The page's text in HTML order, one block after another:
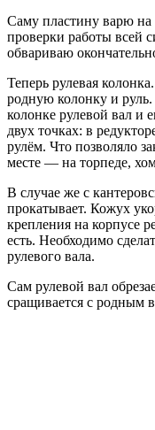
Саму пластину варю на
проверки работы всей
обвариваю
Теперь рулевая
родную колонку и
колонке рулевой вал и
двух точках: в
рулём. Что позволяло
месте — на торпеде,
В случае же с
прокатывает. Кожух
крепления на корпусе
есть. Необходимо
рулевого вала.
Сам рулевой вал
сращивается с родным